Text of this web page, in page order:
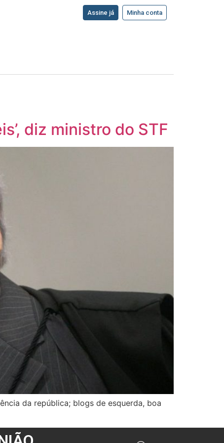
Assine já Minha conta
diz ministro do STF
da república; blogs de esquerda, boa